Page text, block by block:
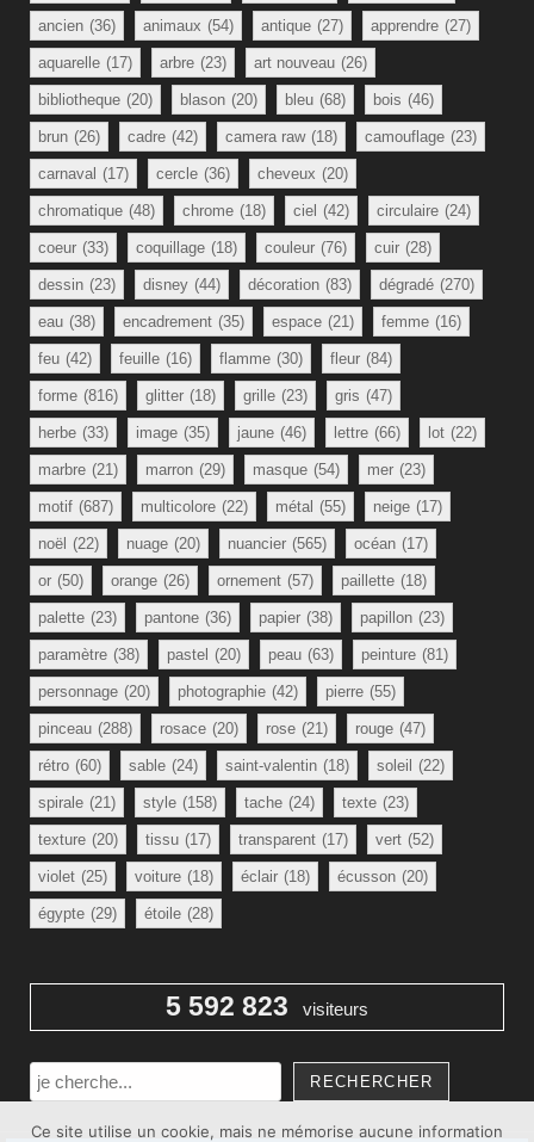
ancien (36) animaux (54) antique (27) apprendre (27)
aquarelle (17) arbre (23) art nouveau (26)
bibliotheque (20) blason (20) bleu (68) bois (46)
brun (26) cadre (42) camera raw (18) camouflage (23)
carnaval (17) cercle (36) cheveux (20)
chromatique (48) chrome (18) ciel (42) circulaire (24)
coeur (33) coquillage (18) couleur (76) cuir (28)
dessin (23) disney (44) décoration (83) dégradé (270)
eau (38) encadrement (35) espace (21) femme (16)
feu (42) feuille (16) flamme (30) fleur (84)
forme (816) glitter (18) grille (23) gris (47)
herbe (33) image (35) jaune (46) lettre (66) lot (22)
marbre (21) marron (29) masque (54) mer (23)
motif (687) multicolore (22) métal (55) neige (17)
noël (22) nuage (20) nuancier (565) océan (17)
or (50) orange (26) ornement (57) paillette (18)
palette (23) pantone (36) papier (38) papillon (23)
paramètre (38) pastel (20) peau (63) peinture (81)
personnage (20) photographie (42) pierre (55)
pinceau (288) rosace (20) rose (21) rouge (47)
rétro (60) sable (24) saint-valentin (18) soleil (22)
spirale (21) style (158) tache (24) texte (23)
texture (20) tissu (17) transparent (17) vert (52)
violet (25) voiture (18) éclair (18) écusson (20)
égypte (29) étoile (28)
5 592 823 visiteurs
Rechercher
RECHERCHER
Ce site utilise un cookie, mais ne mémorise aucune information